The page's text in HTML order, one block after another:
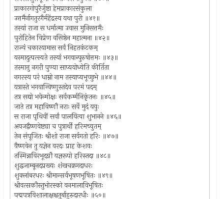
प्राकारगोपुरैर्जुष्टा हेमप्राकारसंकुला
उत्तमैर्नागतुरगैर्महेंद्रस्य यथा पुरी ॥४१॥
तस्यां राजा स धर्मात्मा उवास मुनिसत्तमैः
पुरोहितेन विप्रेण वसिष्ठेन महात्मना ॥४२॥
राज्यं चकारयामास सर्वं निहतकंटकम्
यस्मादुत्पत्स्यते तस्यां भगवान्पुरुषोत्तमः ॥४३॥
तस्मात्तु नगरी पुण्या साप्ययोध्येति कीर्तिता
नगरस्य परं धाम्नो नाम तस्याप्यभूच्छुभे ॥४४॥
यत्रास्ते भगवान्विष्णुस्तदेव परमं पदम्
तत्र सद्यो भवेन्मोक्षः सर्वकर्म्मनिकृंतनः ॥४५॥
जाते तत्र महाविष्णौ नराः सर्वे मुदं ययुः
स राजा पृथिवीं सर्वां पालयित्वा शुभानने ॥४६॥
अयजद्वैष्णवेष्ट्या च पुत्रार्थी हरिमच्युतम्
तेन संपूजितः श्रीशो राजा सर्वगतो हरिः ॥४७॥
वैष्णवेन तु यज्ञेन वरदः प्राह केशवः
तस्मिन्नाविरभूदग्नौ यज्ञरूपो हरिस्तदा ॥४८॥
शुद्धजाम्बूनदप्रख्यः शंखचक्रगदाधरः
शुक्लांबरधरः श्रीमान्सर्वभूषणभूषितः ॥४९॥
श्रीवत्सकौस्तुभोरस्को वनमालाविभूषितः
पद्मपत्रविशालाक्षश्चतुर्बाहुरुदारधीः ॥५०॥